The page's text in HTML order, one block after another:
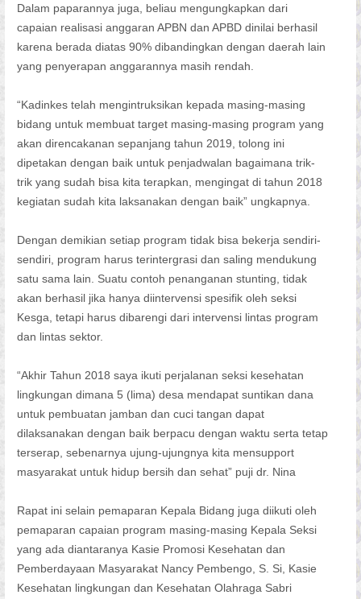
Dalam paparannya juga, beliau mengungkapkan dari
capaian realisasi anggaran APBN dan APBD dinilai berhasil
karena berada diatas 90% dibandingkan dengan daerah lain
yang penyerapan anggarannya masih rendah.
“Kadinkes telah mengintruksikan kepada masing-masing
bidang untuk membuat target masing-masing program yang
akan direncakanan sepanjang tahun 2019, tolong ini
dipetakan dengan baik untuk penjadwalan bagaimana trik-
trik yang sudah bisa kita terapkan, mengingat di tahun 2018
kegiatan sudah kita laksanakan dengan baik” ungkapnya.
Dengan demikian setiap program tidak bisa bekerja sendiri-
sendiri, program harus terintergrasi dan saling mendukung
satu sama lain. Suatu contoh penanganan stunting, tidak
akan berhasil jika hanya diintervensi spesifik oleh seksi
Kesga, tetapi harus dibarengi dari intervensi lintas program
dan lintas sektor.
“Akhir Tahun 2018 saya ikuti perjalanan seksi kesehatan
lingkungan dimana 5 (lima) desa mendapat suntikan dana
untuk pembuatan jamban dan cuci tangan dapat
dilaksanakan dengan baik berpacu dengan waktu serta tetap
terserap, sebenarnya ujung-ujungnya kita mensupport
masyarakat untuk hidup bersih dan sehat” puji dr. Nina
Rapat ini selain pemaparan Kepala Bidang juga diikuti oleh
pemaparan capaian program masing-masing Kepala Seksi
yang ada diantaranya Kasie Promosi Kesehatan dan
Pemberdayaan Masyarakat Nancy Pembengo, S. Si, Kasie
Kesehatan lingkungan dan Kesehatan Olahraga Sabri